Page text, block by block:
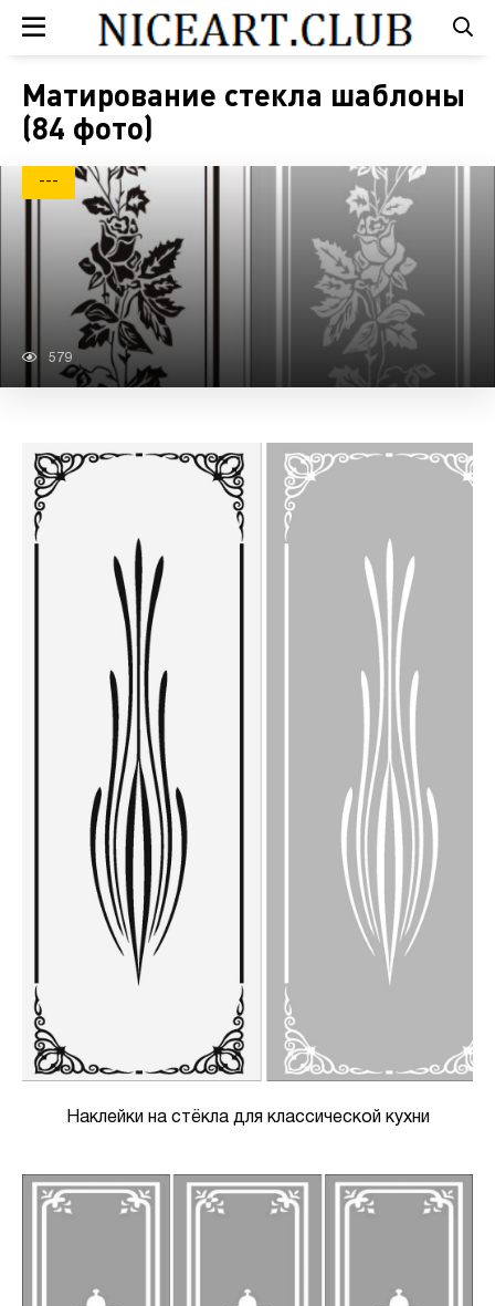
Матирование стекла шаблоны
(84 фото)
---
579
Наклейки на стёкла для классической кухни